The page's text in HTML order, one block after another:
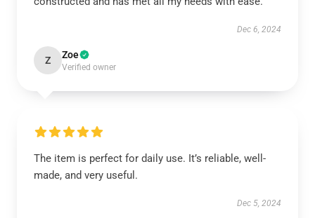
Dec 6, 2024
Z Zoe
Verified owner
The item is perfect for daily use. It’s reliable, well-
made, and very useful.
Dec 5, 2024